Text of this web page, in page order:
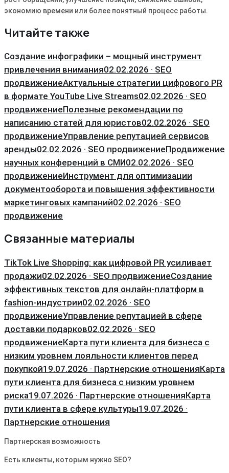
экономию времени или более понятный процесс работы.
Читайте также
Создание инфографики – мощный инструмент
привлечения внимания02.02.2026 · SEO
продвижениеАктуальные стратегии цифрового PR
в формате YouTube Live Streams02.02.2026 · SEO
продвижениеПолезные рекомендации по
написанию статей для юристов02.02.2026 · SEO
продвижениеУправление репутацией сервисов
аренды02.02.2026 · SEO продвижениеПродвижение
научных конференций в СМИ02.02.2026 · SEO
продвижениеИнструмент для оптимизации
документооборота и повышения эффективности
маркетинговых кампаний02.02.2026 · SEO
продвижение
Связанные материалы
TikTok Live Shopping: как цифровой PR усиливает
продажи02.02.2026 · SEO продвижениеСоздание
эффективных текстов для онлайн-платформ в
fashion-индустрии02.02.2026 · SEO
продвижениеУправление репутацией в сфере
доставки подарков02.02.2026 · SEO
продвижениеКарта пути клиента для бизнеса с
низким уровнем лояльности клиентов перед
покупкой19.07.2026 · Партнерские отношенияКарта
пути клиента для бизнеса с низким уровнем
риска19.07.2026 · Партнерские отношенияКарта
пути клиента в сфере культуры19.07.2026 ·
Партнерские отношения
Партнерская возможность
Есть клиенты, которым нужно SEO?